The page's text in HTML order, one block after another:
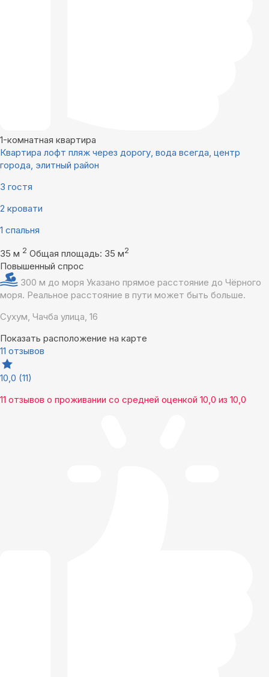
1-комнатная квартира
Квартира лофт пляж через дорогу, вода всегда, центр
города, элитный район
3 гостя
2 кровати
1 спальня
35 м 2 Общая площадь: 35 м2
Повышенный спрос
300 м до моря Указано прямое расстояние до Чёрного
моря. Реальное расстояние в пути может быть больше.
Сухум, Чачба улица, 16
Показать расположение на карте
11 отзывов
10,0 (11)
11 отзывов о проживании со средней оценкой 10,0 из 10,0